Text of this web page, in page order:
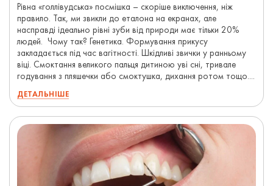
Рівна «голлівудська» посмішка – скоріше виключення, ніж
правило. Так, ми звикли до еталона на екранах, але
насправді ідеально рівні зуби від природи має тільки 20%
людей. Чому так? Генетика. Формування прикусу
закладається під час вагітності. Шкідливі звички у ранньому
віці. Смоктання великого пальця дитиною уві сні, тривале
годування з пляшечки або смоктушка, дихання ротом тощо....
ДЕТАЛЬНІШЕ